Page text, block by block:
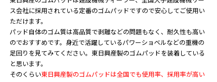
ス会社に採用されている定番のゴムパッドですので安心してご使用い
ただけます。
パッド自体のゴム質は高品質で剥離などの問題もなく、耐久性も高い
のでおすすめです。身近で活躍しているパワーショベルなどの重機の
足回りを見てみてください。東日興産製のゴムパッドを装着している
と思います。
そのくらい東日興産製のゴムパッドは全国でも使用率、採用率が高い